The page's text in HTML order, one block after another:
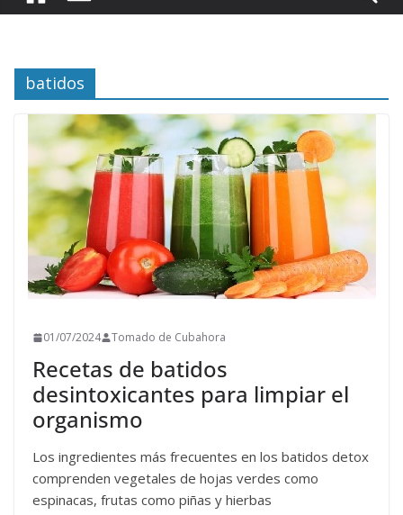
batidos
01/07/2024 Tomado de Cubahora
Recetas de batidos
desintoxicantes para limpiar el
organismo
Los ingredientes más frecuentes en los batidos detox
comprenden vegetales de hojas verdes como
espinacas, frutas como piñas y hierbas